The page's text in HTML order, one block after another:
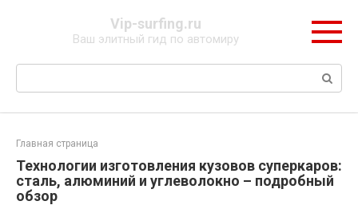
Vip-surfing.ru
Ваш элитный гид по автомиру
Поиск:
Главная страница
Технологии изготовления кузовов суперкаров:
сталь, алюминий и углеволокно – подробный
обзор